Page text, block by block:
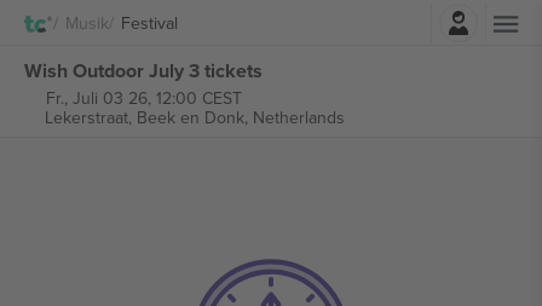
Musik Festival
Wish Outdoor July 3 tickets
Fr., Juli 03 26, 12:00 CEST
Lekerstraat, Beek en Donk, Netherlands